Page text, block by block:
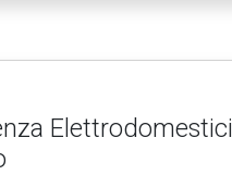
Elettrodomestici